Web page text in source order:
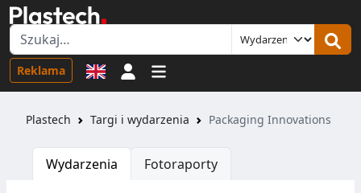
Reklama Logowanie
Plastech Targi i wydarzenia Packaging Innovations
Wydarzenia Fotoraporty